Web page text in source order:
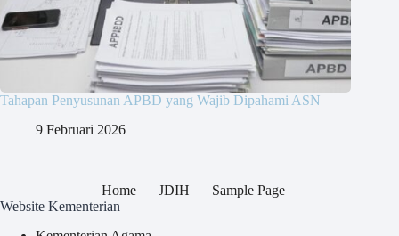
Tahapan Penyusunan APBD yang Wajib Dipahami ASN
9 Februari 2026
Home JDIH
Sample Page
Website Kementerian